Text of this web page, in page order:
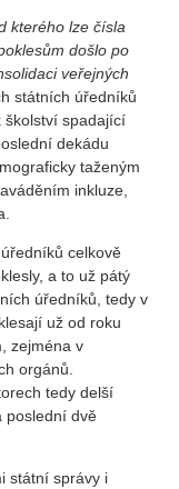
kterého lze čísla
došlo po
veřejných
státních úředníků
školství spadající
dekádu
taženým
inkluze,
celkově
a to už pátý
úředníků, tedy v
už od roku
zejména v
orgánů.
tedy delší
poslední dvě
státní správy i